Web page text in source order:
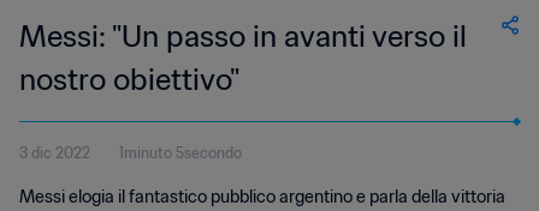
Messi: "Un passo in avanti verso il
nostro obiettivo"
3 dic 2022 1minuto 5secondo
Messi elogia il fantastico pubblico argentino e parla della vittoria